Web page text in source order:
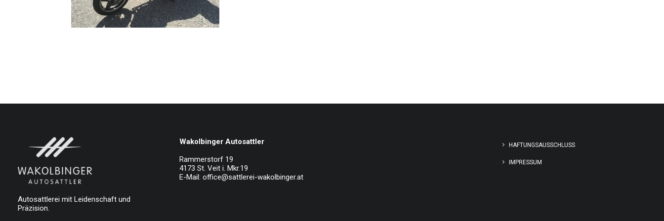
Autosattlerei mit Leidenschaft und
Präzision.
Wakolbinger Autosattler
Rammerstorf 19
4173 St. Veit i. Mkr.19
E-Mail: office@sattlerei-wakolbinger.at
HAFTUNGSAUSSCHLUSS
IMPRESSUM